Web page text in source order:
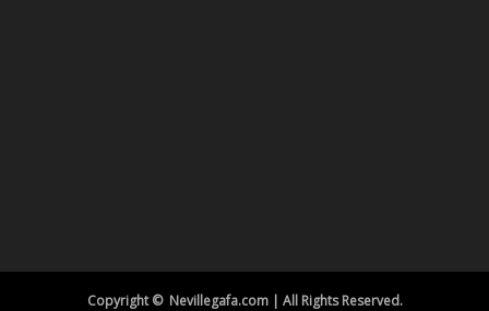
Copyright © Nevillegafa.com | All Rights Reserved.